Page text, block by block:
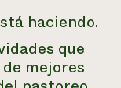
haciendo.
que
mejores